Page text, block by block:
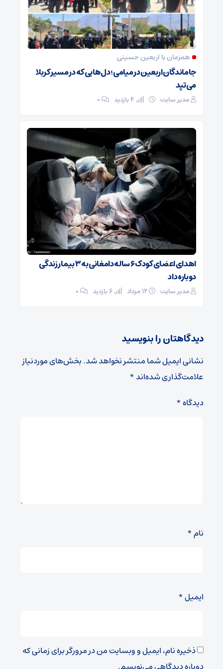
همزمان با اربعین حسینی
جاماندگان اربعین در میامی؛ دل‌هایی که در مسیر کربلا
می‌تپد
مدیر سایت ۰
اهدای اعضای کودک ۶ ساله دامغانی به ۳ بیمار زندگی
دوباره داد
مدیر سایت ۰
دیدگاهتان را بنویسید
نشانی ایمیل شما منتشر نخواهد شد.بخش‌های موردنیاز
علامت‌گذاری شده‌اند*
دیدگاه*
نام*
ایمیل*
ذخیره نام، ایمیل و وبسایت من در مرورگر برای زمانی که